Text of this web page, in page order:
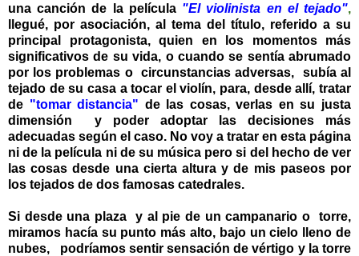
una canción de la película "El violinista en el tejado",
llegué, por asociación, al tema del título, referido a su
principal protagonista, quien en los momentos más
significativos de su vida, o cuando se sentía abrumado
por los problemas o circunstancias adversas, subía al
tejado de su casa a tocar el violín, para, desde allí, tratar
de "tomar distancia" de las cosas, verlas en su justa
dimensión y poder adoptar las decisiones más
adecuadas según el caso. No voy a tratar en esta página
ni de la película ni de su música pero si del hecho de ver
las cosas desde una cierta altura y de mis paseos por
los tejados de dos famosas catedrales.
Si desde una plaza y al pie de un campanario o torre,
miramos hacía su punto más alto, bajo un cielo lleno de
nubes,
podríamos sentir sensación de vértigo y la torre